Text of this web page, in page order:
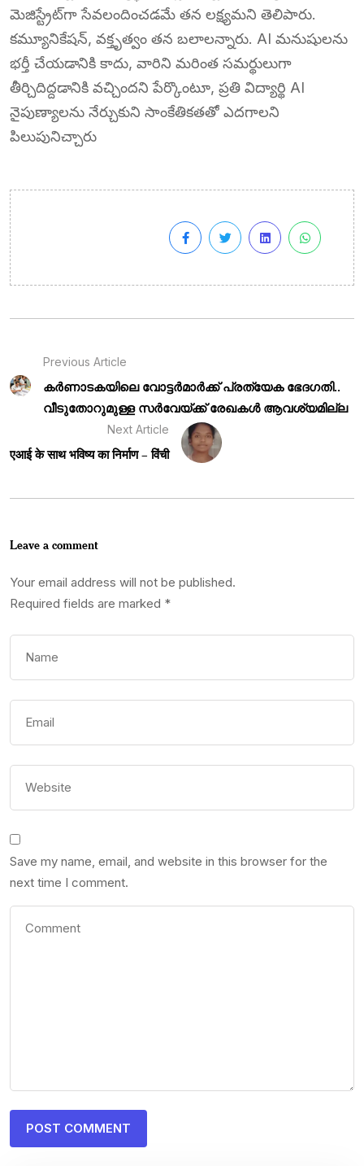
మెజిస్ట్రేట్‌గా సేవలందించడమే తన లక్ష్యమని తెలిపారు.
కమ్యూనికేషన్, వక్తృత్వం తన బలాలన్నారు. AI మనుషులను
భర్తీ చేయడానికి కాదు, వారిని మరింత సమర్థులుగా
తీర్చిదిద్దడానికి వచ్చిందని పేర్కొంటూ, ప్రతి విద్యార్థి AI
నైపుణ్యాలను నేర్చుకుని సాంకేతికతతో ఎదగాలని
పిలుపునిచ్చారు
Previous Article
കർണാടകയിലെ വോട്ടർമാർക്ക് പ്രത്യേക ഭേദഗതി..
വീടുതോറുമുള്ള സർവേയ്ക്ക് രേഖകൾ ആവശ്യമില്ല
Next Article
एआई के साथ भविष्य का निर्माण – विंची
Leave a comment
Your email address will not be published.
Required fields are marked *
Save my name, email, and website in this browser for the
next time I comment.